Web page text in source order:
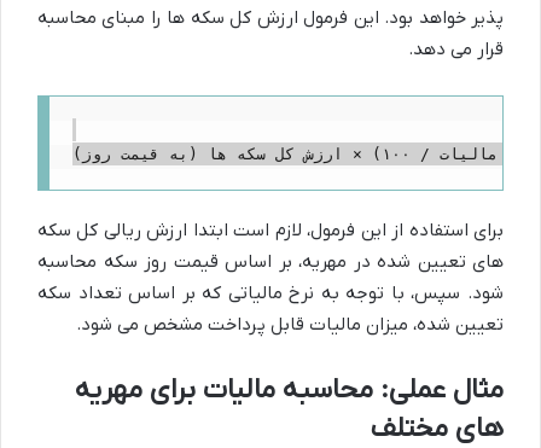
پذیر خواهد بود. این فرمول ارزش کل سکه ها را مبنای محاسبه
قرار می دهد.
برای استفاده از این فرمول، لازم است ابتدا ارزش ریالی کل سکه
های تعیین شده در مهریه، بر اساس قیمت روز سکه محاسبه
شود. سپس، با توجه به نرخ مالیاتی که بر اساس تعداد سکه
تعیین شده، میزان مالیات قابل پرداخت مشخص می شود.
مثال عملی: محاسبه مالیات برای مهریه
های مختلف